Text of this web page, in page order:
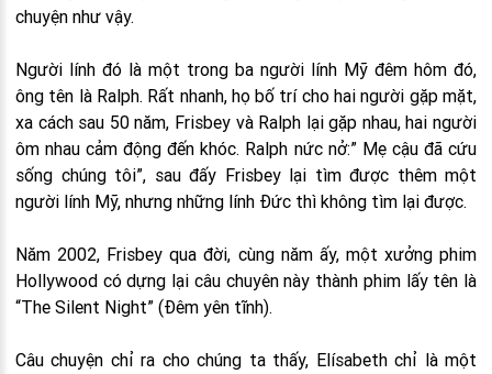
chuyện như vậy.
Người lính đó là một trong ba người lính Mỹ đêm hôm đó,
ông tên là Ralph. Rất nhanh, họ bố trí cho hai người gặp mặt,
xa cách sau 50 năm, Frisbey và Ralph lại gặp nhau, hai người
ôm nhau cảm động đến khóc. Ralph nức nở:” Mẹ cậu đã cứu
sống chúng tôi”, sau đấy Frisbey lại tìm được thêm một
người lính Mỹ, nhưng những lính Đức thì không tìm lại được.
Năm 2002, Frisbey qua đời, cùng năm ấy, một xưởng phim
Hollywood có dựng lại câu chuyên này thành phim lấy tên là
“The Silent Night” (Đêm yên tĩnh).
Câu chuyện chỉ ra cho chúng ta thấy, Elísabeth chỉ là một